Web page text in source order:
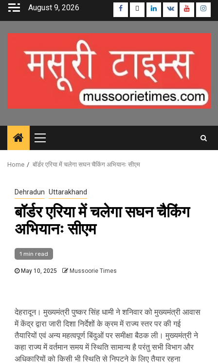
Skip
August 9, 2026 Facebook
TwitterLinkedin
VK Youtube
Primary
Menu
Home बॉर्डर एरिया में चलेगा सघन चैकिंग अभियानः सीएम
Dehradun Uttarakhand
बॉर्डर एरिया में चलेगा सघन चैकिंग
अभियानः सीएम
1 min read
May 10, 2025 Mussoorie Times
देहरादून। मुख्यमंत्री पुष्कर सिंह धामी ने शनिवार को मुख्यमंत्री आवास
में केंद्र द्वारा जारी दिशा निर्देशों के क्रम में राज्य स्तर पर की गई
तैयारियों एवं अन्य महत्वपूर्ण बिंदुओं पर समीक्षा बैठक ली। मुख्यमंत्री ने
कहा राज्य में वर्तमान समय में स्थिति सामान्य है परंतु सभी विभाग और
अधिकारियों को किसी भी स्थिति से निपटने के लिए तैयार रहना